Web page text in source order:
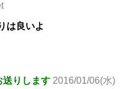
は良いよ
送りします 2016/01/06(水)